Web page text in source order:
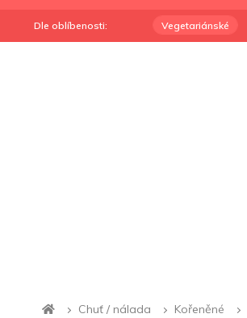
Dle oblíbenosti: Vegetariánské
Chuť / nálada Kořeněné